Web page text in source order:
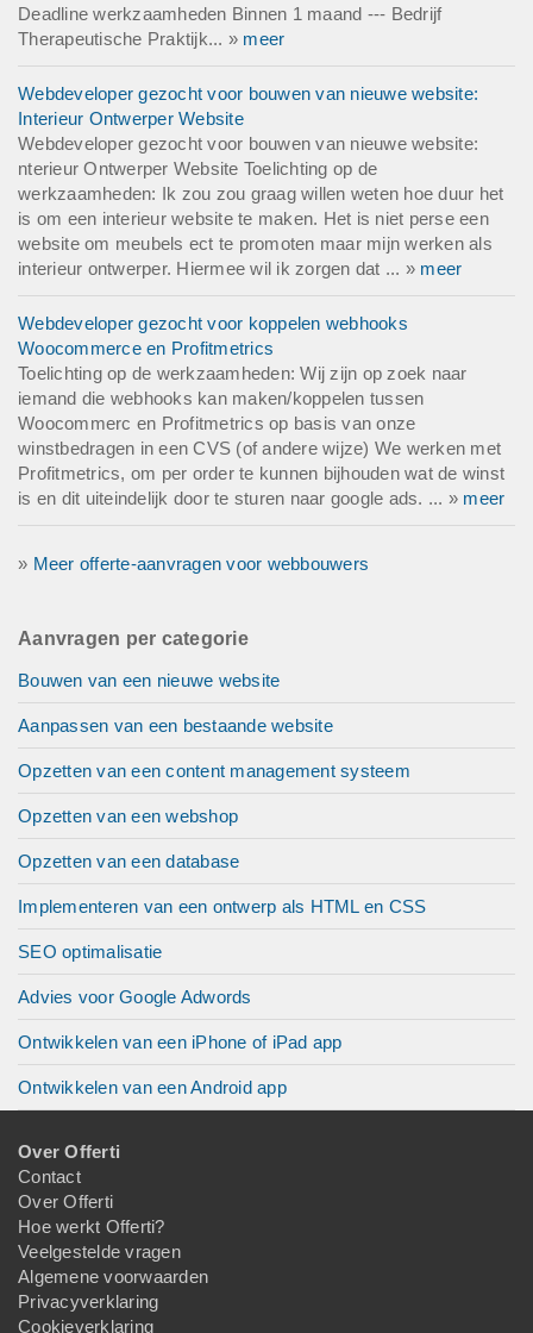
Deadline werkzaamheden Binnen 1 maand --- Bedrijf
Therapeutische Praktijk... » meer
Webdeveloper gezocht voor bouwen van nieuwe website:
Interieur Ontwerper Website
Webdeveloper gezocht voor bouwen van nieuwe website:
nterieur Ontwerper Website Toelichting op de
werkzaamheden: Ik zou zou graag willen weten hoe duur het
is om een interieur website te maken. Het is niet perse een
website om meubels ect te promoten maar mijn werken als
interieur ontwerper. Hiermee wil ik zorgen dat ... » meer
Webdeveloper gezocht voor koppelen webhooks
Woocommerce en Profitmetrics
Toelichting op de werkzaamheden: Wij zijn op zoek naar
iemand die webhooks kan maken/koppelen tussen
Woocommerc en Profitmetrics op basis van onze
winstbedragen in een CVS (of andere wijze) We werken met
Profitmetrics, om per order te kunnen bijhouden wat de winst
is en dit uiteindelijk door te sturen naar google ads. ... » meer
» Meer offerte-aanvragen voor webbouwers
Aanvragen per categorie
Bouwen van een nieuwe website
Aanpassen van een bestaande website
Opzetten van een content management systeem
Opzetten van een webshop
Opzetten van een database
Implementeren van een ontwerp als HTML en CSS
SEO optimalisatie
Advies voor Google Adwords
Ontwikkelen van een iPhone of iPad app
Ontwikkelen van een Android app
Over Offerti
Contact
Over Offerti
Hoe werkt Offerti?
Veelgestelde vragen
Algemene voorwaarden
Privacyverklaring
Cookieverklaring